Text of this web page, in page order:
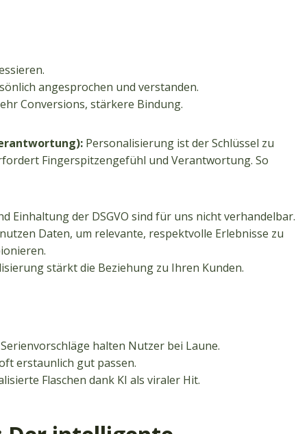
angesprochen und verstanden.
Conversions, stärkere Bindung.
Personalisierung ist der Schlüssel zu
Fingerspitzengefühl und Verantwortung. So
Einhaltung der DSGVO sind für uns nicht verhandelbar.
Daten, um relevante, respektvolle Erlebnisse zu
stärkt die Beziehung zu Ihren Kunden.
halten Nutzer bei Laune.
erstaunlich gut passen.
Flaschen dank KI als viraler Hit.